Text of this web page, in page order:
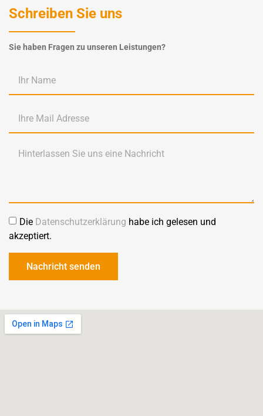
Schreiben Sie uns
Sie haben Fragen zu unseren Leistungen?
Die Datenschutzerklärung habe ich gelesen und
akzeptiert.
Nachricht senden